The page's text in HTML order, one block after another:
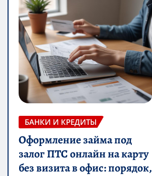
БАНКИ И КРЕДИТЫ
Оформление займа под
залог ПТС онлайн на карту
без визита в офис: порядок,